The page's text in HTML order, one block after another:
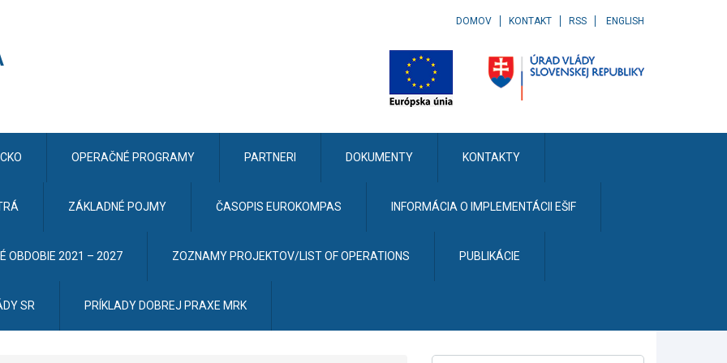
DOMOV KONTAKT RSS ENGLISH
CKO OPERAČNÉ PROGRAMY PARTNERI DOKUMENTY KONTAKTY
ZÁKLADNÉ POJMY ČASOPIS EUROKOMPAS INFORMÁCIA O IMPLEMENTÁCII EŠIF
OBDOBIE 2021 – 2027 ZOZNAMY PROJEKTOV/LIST OF OPERATIONS PUBLIKÁCIE
SR PRÍKLADY DOBREJ PRAXE MRK